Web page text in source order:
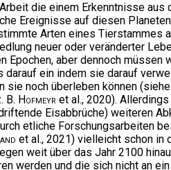
die einem Erkenntnisse
Ereignisse auf diesen
Arten eines
neuer oder veränderter
Epochen, aber dennoch
darauf ein indem sie darauf
noch überleben können
B. Hofmeyr et al., 2020).
Eisabbrüche) weiteren
etliche Forschungsarbeiten
et al., 2021) vielleicht schon in
weit über das Jahr 2100
werden und die sich nicht an